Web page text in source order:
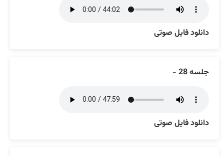
دانلود فایل صوتی
جلسه 28 -
دانلود فایل صوتی